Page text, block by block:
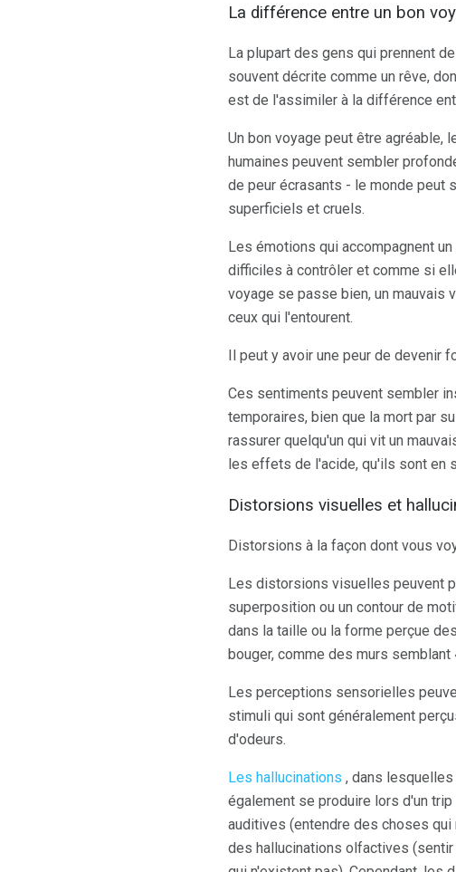
La différence entre un bon
La plupart des gens qui prennent
souvent décrite comme un rêve,
est de l'assimiler à la différence
Un bon voyage peut être agréable,
humaines peuvent sembler
de peur écrasants - le monde peut
superficiels et cruels.
Les émotions qui accompagnent
difficiles à contrôler et comme si
voyage se passe bien, un mauvais
ceux qui l'entourent.
Il peut y avoir une peur de
Ces sentiments peuvent sembler
temporaires, bien que la mort par
rassurer quelqu'un qui vit un
les effets de l'acide, qu'ils sont en
Distorsions visuelles et
Distorsions à la façon dont vous
Les distorsions visuelles peuvent
superposition ou un contour de
dans la taille ou la forme perçue
bouger, comme des murs semblant
Les perceptions sensorielles
stimuli qui sont généralement
d'odeurs.
Les hallucinations , dans
également se produire lors d'un
auditives (entendre des choses
des hallucinations olfactives